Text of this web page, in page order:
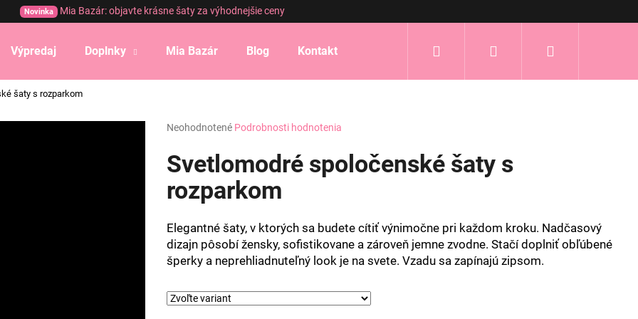
Novinka Mia Bazár: objavte krásne šaty za výhodnejšie ceny
Výpredaj Doplnky Mia Bazár Blog Kontakt Prihlásenie
šaty s rozparkom
Priemerné
produktu
je
hviezdičiek.
Neohodnotené Podrobnosti hodnotenia
Svetlomodré spoločenské šaty s
rozparkom
Elegantné šaty, v ktorých sa budete cítiť výnimočne pri každom kroku. Nadčasový
dizajn pôsobí žensky, sofistikovane a zároveň jemne zvodne. Stačí doplniť obľúbené
šperky a neprehliadnuteľný look je na svete. Vzadu sa zapínajú zipsom.
Čo potrebujete nájsť?
HĽADAŤ